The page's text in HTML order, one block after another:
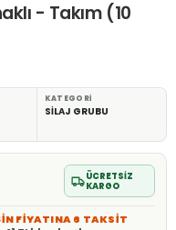
- Takım (10
KATEGORI
SİLAJ GRUBU
ÜCRETSİZ
KARGO
FİYATINA 6 TAKSİT